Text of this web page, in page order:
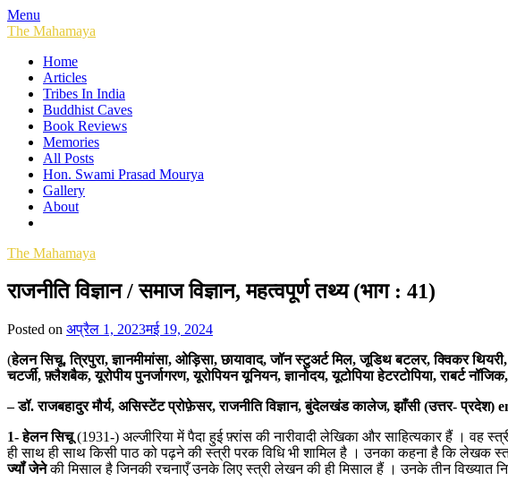
Skip
to
Menu
The Mahamaya
Home
Articles
Tribes In India
Buddhist Caves
Book Reviews
Memories
All Posts
Hon. Swami Prasad Mourya
Gallery
About
The Mahamaya
राजनीति विज्ञान / समाज विज्ञान, महत्वपूर्ण तथ्य (भाग : 41)
Posted on अप्रैल 1, 2023मई 19, 2024
(हेलन सिचू, त्रिपुरा, ज्ञानमीमांसा, ओड़िसा, छायावाद, जॉन स्टुअर्ट मिल, जूडिथ बटलर, क्विकर
चटर्जी, फ़्लैशबैक, यूरोपीय पुनर्जागरण, यूरोपियन यूनियन, ज्ञानोदय, यूटोपिया हेटरटोपिया, राबर्ट
– डॉ. राजबहादुर मौर्य, असिस्टेंट प्रोफ़ेसर, राजनीति विज्ञान, बुंदेलखंड कालेज, झाँसी (उत्तर-
1- हेलन सिचू(1931-) अल्जीरिया में पैदा हुई फ़्रांस की नारीवादी लेखिका और साहित्यकार हैं । वह
ही साथ ही साथ किसी पाठ को पढ़ने की स्त्री परक विधि भी शामिल है । उनका कहना है कि
ज्यॉं जेनेकी मिसाल है जिनकी रचनाएँ उनके लिए स्त्री लेखन की ही मिसाल हैं । उनके तीन विख्यात